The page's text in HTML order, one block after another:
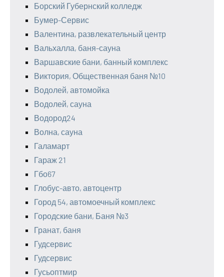
Борский Губернский колледж
Бумер-Сервис
Валентина, развлекательный центр
Вальхалла, баня-сауна
Варшавские бани, банный комплекс
Виктория, Общественная баня №10
Водолей, автомойка
Водолей, сауна
Водород24
Волна, сауна
Галамарт
Гараж 21
Гбо67
Глобус-авто, автоцентр
Город 54, автомоечный комплекс
Городские бани, Баня №3
Гранат, баня
Гудсервис
Гудсервис
Гусьоптмир